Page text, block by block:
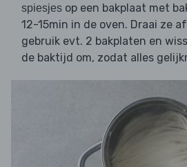
spiesjes op een bakplaat met
12-15min in de oven. Draai ze
gebruik evt. 2 bakplaten en
de baktijd om, zodat alles